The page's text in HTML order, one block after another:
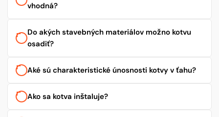
vhodná?
Do akých stavebných materiálov možno kotvu
osadiť?
Aké sú charakteristické únosnosti kotvy v ťahu?
Ako sa kotva inštaluje?